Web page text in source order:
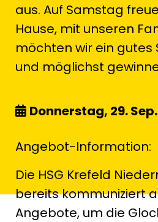
aus. Auf Samstag
Hause, mit unseren
möchten wir ein gutes
und möglichst
Donnerstag, 29.
Angebot-Information:
Die HSG Krefeld
bereits kommuniziert
Angebote, um die